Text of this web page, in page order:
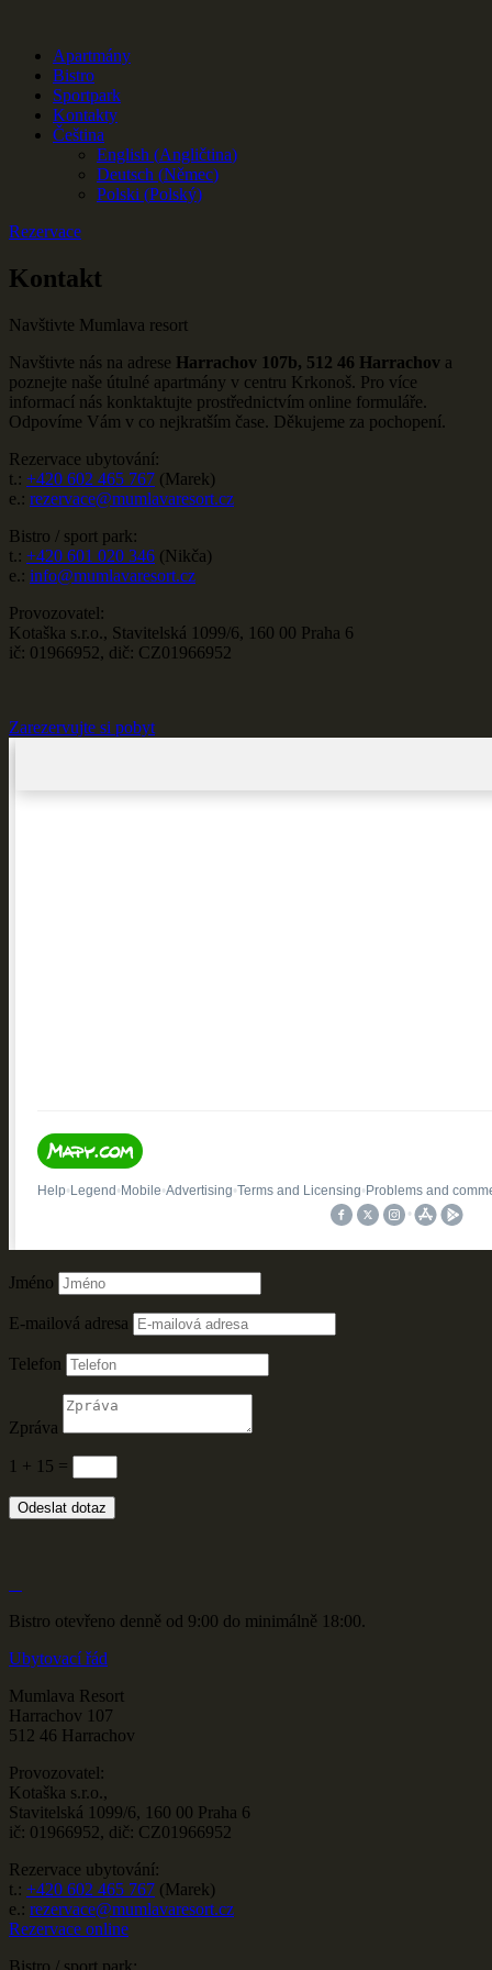
Apartmány
Bistro
Sportpark
Kontakty
Čeština
English (Angličtina)
Deutsch (Němec)
Polski (Polský)
Rezervace
Kontakt
Navštivte Mumlava resort
Navštivte nás na adrese Harrachov 107b, 512 46 Harrachov a
poznejte naše útulné apartmány v centru Krkonoš. Pro více
informací nás konktaktujte prostřednictvím online formuláře.
Odpovíme Vám v co nejkratším čase. Děkujeme za pochopení.
Rezervace ubytování:
t.: +420 602 465 767 (Marek)
e.: rezervace@mumlavaresort.cz
Bistro / sport park:
t.: +420 601 020 346 (Nikča)
e.: info@mumlavaresort.cz
Provozovatel:
Kotaška s.r.o., Stavitelská 1099/6, 160 00 Praha 6
ič: 01966952, dič: CZ01966952
Zarezervujte si pobyt
Jméno
E-mailová adresa
Telefon
Zpráva
1 + 15 =
Odeslat dotaz
Bistro otevřeno denně od 9:00 do minimálně 18:00.
Ubytovací řád
Mumlava Resort
Harrachov 107
512 46 Harrachov
Provozovatel:
Kotaška s.r.o.,
Stavitelská 1099/6, 160 00 Praha 6
ič: 01966952, dič: CZ01966952
Rezervace ubytování:
t.: +420 602 465 767 (Marek)
e.: rezervace@mumlavaresort.cz
Rezervace online
Bistro / sport park: